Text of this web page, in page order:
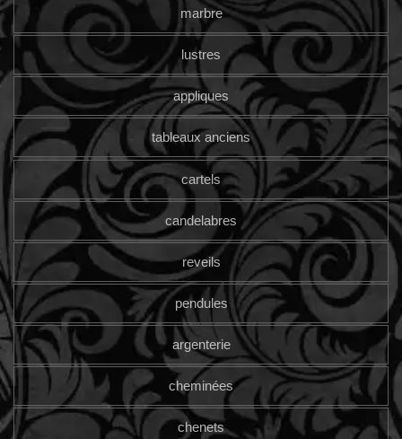
marbre
lustres
appliques
tableaux anciens
cartels
candelabres
reveils
pendules
argenterie
cheminées
chenets